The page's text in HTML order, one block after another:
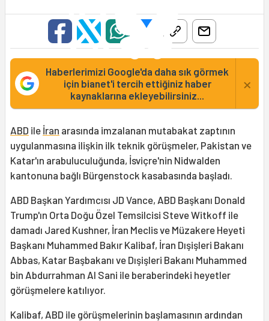
Haberlerimizi Google'da daha sık görmek
için bianet'i tercih ettiğiniz haber
kaynaklarına ekleyebilirsiniz...
×
ABD ile İran arasında imzalanan mutabakat zaptının
uygulanmasına ilişkin ilk teknik görüşmeler, Pakistan ve
Katar'ın arabuluculuğunda, İsviçre'nin Nidwalden
kantonuna bağlı Bürgenstock kasabasında başladı.
ABD Başkan Yardımcısı JD Vance, ABD Başkanı Donald
Trump'ın Orta Doğu Özel Temsilcisi Steve Witkoff ile
damadı Jared Kushner, İran Meclis ve Müzakere Heyeti
Başkanı Muhammed Bakır Kalibaf, İran Dışişleri Bakanı
Abbas, Katar Başbakanı ve Dışişleri Bakanı Muhammed
bin Abdurrahman Al Sani ile beraberindeki heyetler
görüşmelere katılıyor.
Kalibaf, ABD ile görüşmelerinin başlamasının ardından